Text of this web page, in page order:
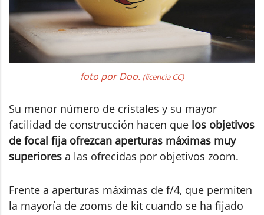
foto por Doo. (licencia CC)
Su menor número de cristales y su mayor
facilidad de construcción hacen que los objetivos
de focal fija ofrezcan aperturas máximas muy
superiores a las ofrecidas por objetivos zoom.
Frente a aperturas máximas de f/4, que permiten
la mayoría de zooms de kit cuando se ha fijado